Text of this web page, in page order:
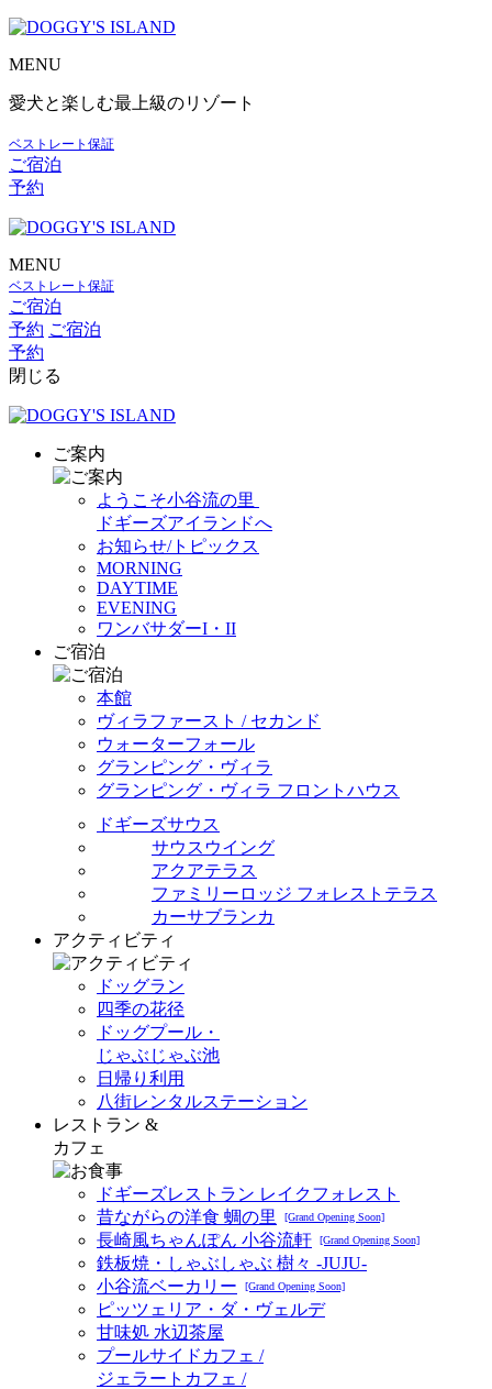
MENU
愛犬と楽しむ最上級のリゾート
ベストレート保証
ご宿泊
予約
MENU
ベストレート保証
ご宿泊
予約 ご宿泊
予約
閉じる
ご案内
ようこそ小谷流の里
ドギーズアイランドへ
お知らせ/トピックス
MORNING
DAYTIME
EVENING
ワンバサダーI・II
ご宿泊
本館
ヴィラファースト / セカンド
ウォーターフォール
グランピング・ヴィラ
グランピング・ヴィラ フロントハウス
ドギーズサウス
サウスウイング
アクアテラス
ファミリーロッジ フォレストテラス
カーサブランカ
アクティビティ
ドッグラン
四季の花径
ドッグプール・
じゃぶじゃぶ池
日帰り利用
八街レンタルステーション
レストラン &
カフェ
ドギーズレストラン レイクフォレスト
昔ながらの洋食 蜩の里
[Grand Opening Soon]
長崎風ちゃんぽん 小谷流軒 [Grand Opening Soon]
鉄板焼・しゃぶしゃぶ 樹々 -JUJU-
小谷流ベーカリー
[Grand Opening Soon]
ピッツェリア・ダ・ヴェルデ
甘味処 水辺茶屋
プールサイドカフェ /
ジェラートカフェ /